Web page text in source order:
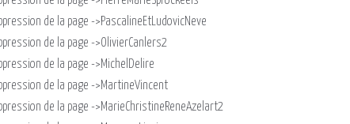
de la page ->PascalineEtLudovicNeve
de la page ->OlivierCanlers2
de la page ->MichelDelire
de la page ->MartineVincent
de la page ->MarieChristineReneAzelart2